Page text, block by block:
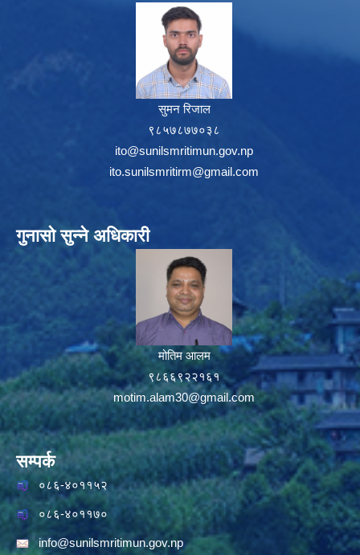
सुमन रिजाल
९८५७८७७०३८
ito@sunilsmritimun.gov.np
ito.sunilsmritirm@gmail.com
गुनासो सुन्ने अधिकारी
मोतिम आलम
९८६६९२२१६१
motim.alam30@gmail.com
सम्पर्क
०८६-४०११५२
०८६-४०११७०
info@sunilsmritimun.gov.np